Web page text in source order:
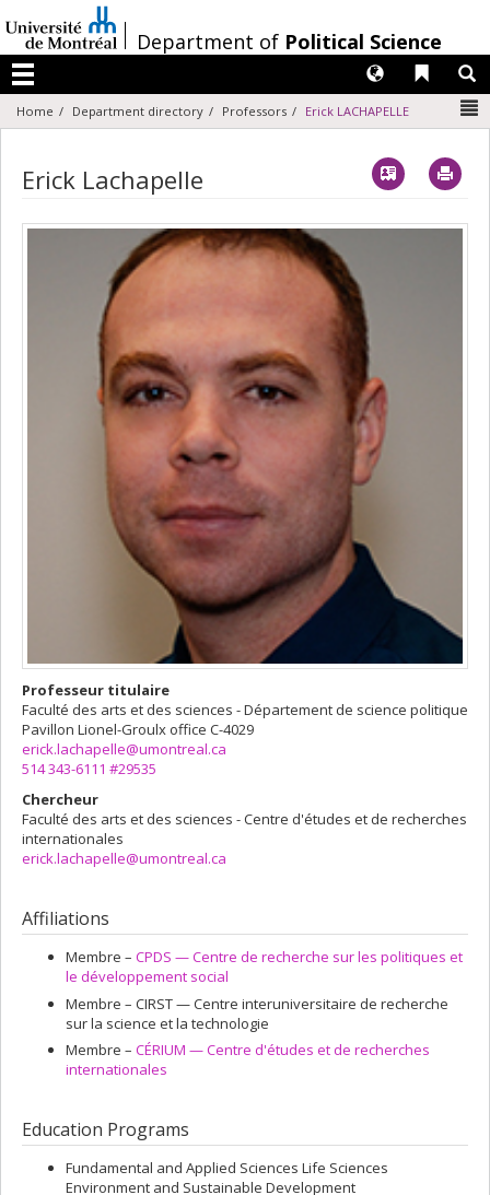
au
contenu
/Department of Political Science
Menu
Liens
Langues
Home Department directory Professors Erick LACHAPELLE
Erick Lachapelle Vcard
Professeur titulaire
Faculté des arts et des sciences - Département de science politique
Pavillon Lionel-Groulx office C-4029
erick.lachapelle@umontreal.ca
514 343-6111 #29535
Chercheur
Faculté des arts et des sciences - Centre d'études et de recherches
internationales
erick.lachapelle@umontreal.ca
Affiliations
Membre – CPDS — Centre de recherche sur les politiques et
le développement social
Membre – CIRST — Centre interuniversitaire de recherche
sur la science et la technologie
Membre – CÉRIUM — Centre d'études et de recherches
internationales
Education Programs
Fundamental and Applied Sciences Life Sciences
Environment and Sustainable Development